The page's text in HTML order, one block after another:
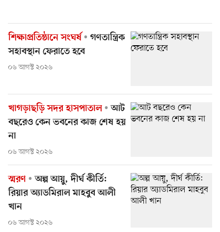
শিক্ষাপ্রতিষ্ঠানে সংঘর্ষ
গণতান্ত্রিক
সহাবস্থান ফেরাতে হবে
০৬ আগস্ট ২০২৬
খাগড়াছড়ি সদর হাসপাতাল
আট
বছরেও কেন ভবনের কাজ শেষ হয়
না
০৬ আগস্ট ২০২৬
স্মরণ
অল্প আয়ু, দীর্ঘ কীর্তি:
রিয়ার অ্যাডমিরাল মাহবুব আলী
খান
০৬ আগস্ট ২০২৬